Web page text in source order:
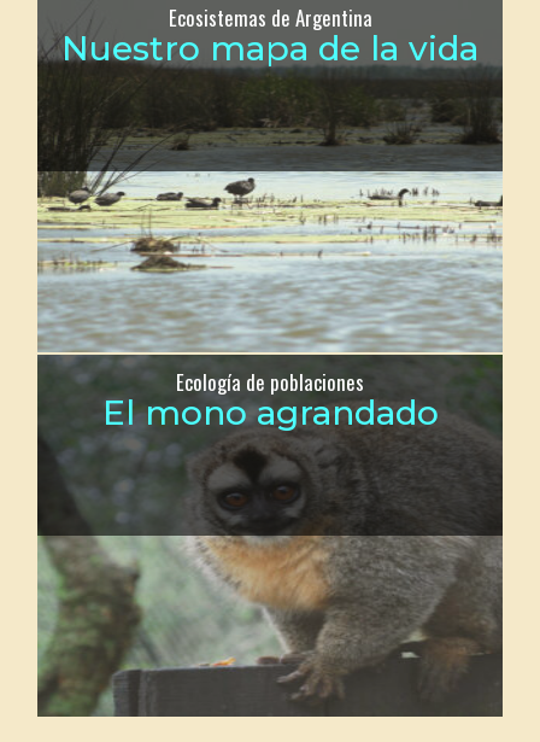
Ecosistemas de Argentina
Nuestro mapa de la vida
Ecología de poblaciones
El mono agrandado